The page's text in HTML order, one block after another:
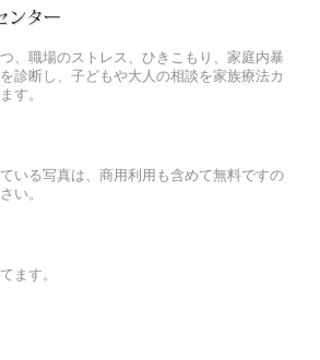
、職場のストレス、ひきこもり、家庭内暴
診断し、子どもや大人の相談を家族療法カ
す。
いる写真は、商用利用も含めて無料ですの
い。
ます。